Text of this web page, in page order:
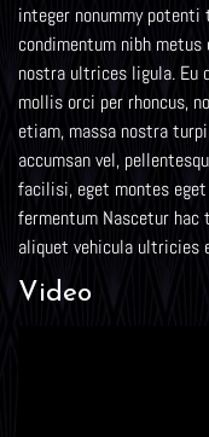
integer nonummy potenti
condimentum nibh
nostra ultrices ligula. Eu
mollis orci per rhoncus,
etiam, massa nostra
accumsan vel,
facilisi, eget montes
fermentum Nascetur
aliquet vehicula ultricies
Video